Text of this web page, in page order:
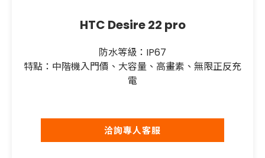
HTC Desire 22 pro
防水等級：IP67
特點：中階機入門價、大容量、高畫素、無限正反充
電
洽詢專人客服